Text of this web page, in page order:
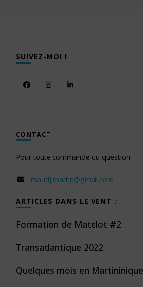
SUIVEZ-MOI !
CONTACT
Pour toute commande ou question
maudj.martin@gmail.com
ARTICLES DANS LE VENT ♪
Formation de Matelot #2
Transatlantique 2022
Quelques mois en Martininique